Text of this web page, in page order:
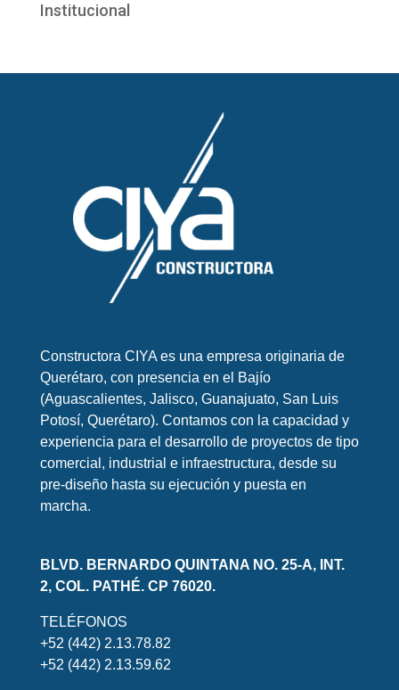
Institucional
Constructora CIYA es una empresa originaria de
Querétaro, con presencia en el Bajío
(Aguascalientes, Jalisco, Guanajuato, San Luis
Potosí, Querétaro). Contamos con la capacidad y
experiencia para el desarrollo de proyectos de tipo
comercial, industrial e infraestructura, desde su
pre-diseño hasta su ejecución y puesta en
marcha.
BLVD. BERNARDO QUINTANA NO. 25-A, INT.
2, COL. PATHÉ. CP 76020.
TELÉFONOS
+52 (442) 2.13.78.82
+52 (442) 2.13.59.62